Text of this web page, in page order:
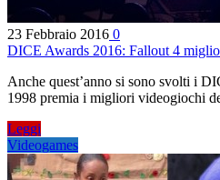
23 Febbraio 2016 0
DICE Awards 2016: Fallout 4
Anche quest’anno si sono svolti i
1998 premia i migliori videogiochi
Leggi
Videogames